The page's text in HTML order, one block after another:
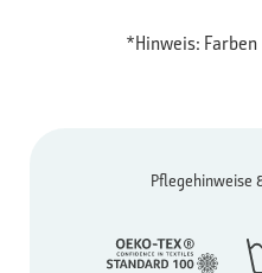
*Hinweis:
Pflegehinweise